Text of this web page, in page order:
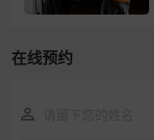
在线预约